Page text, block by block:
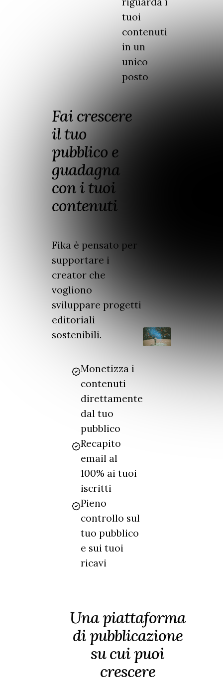
tuoi
contenuti
in un
unico
posto
Fai crescere
il tuo
pubblico e
guadagna
con i tuoi
contenuti
Fika è pensato per
supportare i
creator che
vogliono
sviluppare progetti
editoriali
sostenibili.
Monetizza i
contenuti
direttamente
dal tuo
pubblico
Recapito
email al
100% ai tuoi
iscritti
Pieno
controllo sul
tuo pubblico
e sui tuoi
ricavi
Una piattaforma
di pubblicazione
su cui puoi
crescere